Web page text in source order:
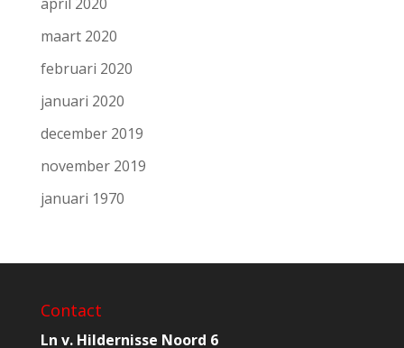
maart 2020
februari 2020
januari 2020
december 2019
november 2019
januari 1970
Contact
Ln v. Hildernisse Noord 6